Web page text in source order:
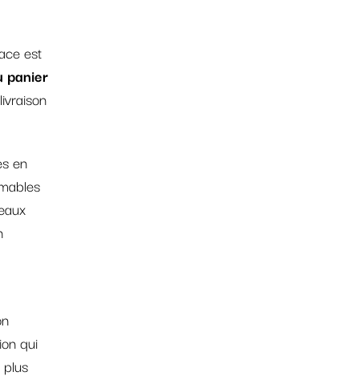
est
panier
en
qui